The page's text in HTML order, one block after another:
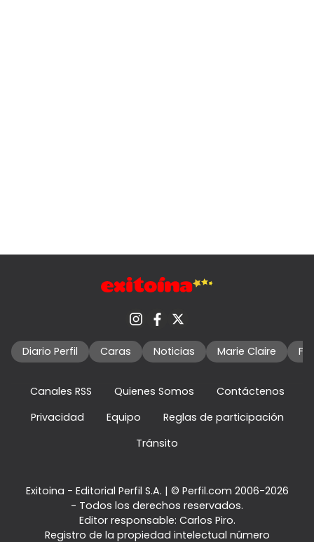
Diario Perfil Caras Noticias Marie Claire
Canales RSS Quienes Somos
Contáctenos
Privacidad
Equipo
Reglas de participación
Tránsito
Exitoina - Editorial Perfil S.A. | © Perfil.com 2006-2026
- Todos los derechos reservados.
Editor responsable: Carlos Piro.
Registro de la propiedad intelectual número